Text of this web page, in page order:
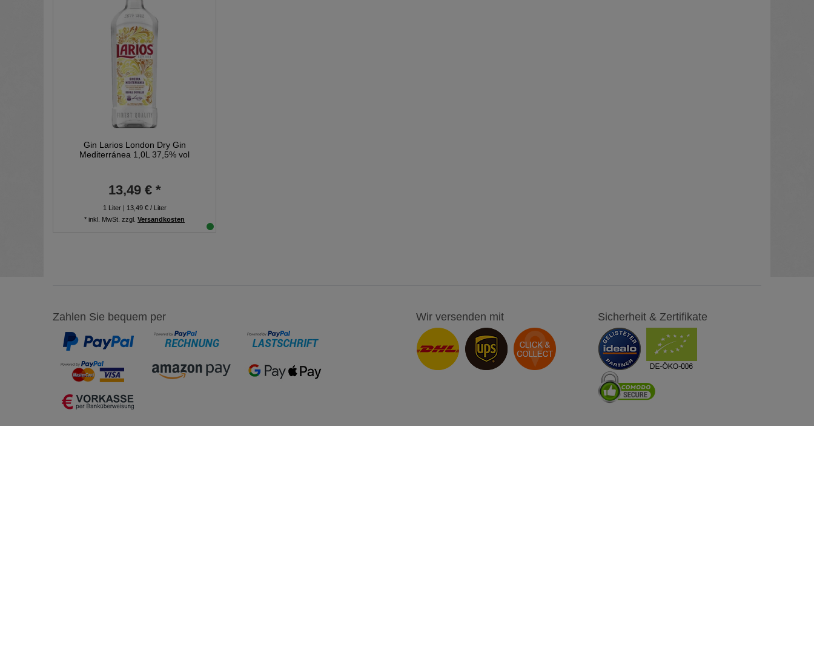
Gin Larios London Dry Gin
Mediterránea 1,0L 37,5% vol
13,49 € *
1 Liter| 13,49 € / Liter
* inkl. MwSt. zzgl. Versandkosten
Zahlen Sie bequem per Wir versenden mit Sicherheit & Zertifikate